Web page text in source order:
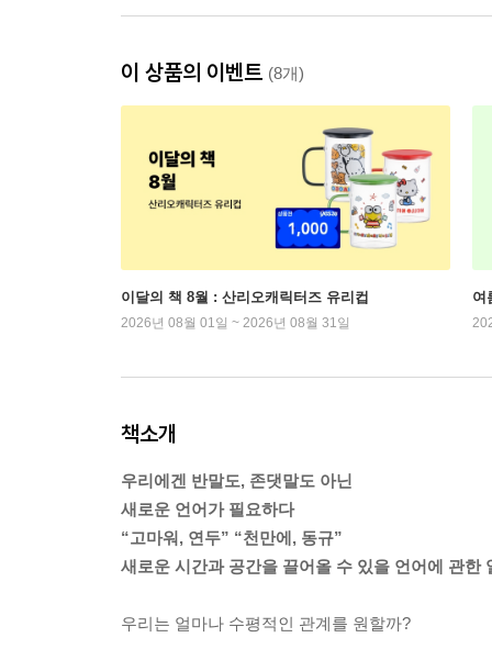
이 상품의 이벤트 (8개)
이달의 책 8월 : 산리오캐릭터즈 유리컵
2026년 08월 01일 ~ 2026년 08월 31일
여
책소개
우리에겐 반말도, 존댓말도 아닌
새로운 언어가 필요하다
“고마워, 연두” “천만에, 동규”
새로운 시간과 공간을 끌어올 수 있을 언어에 관한
우리는 얼마나 수평적인 관계를 원할까?